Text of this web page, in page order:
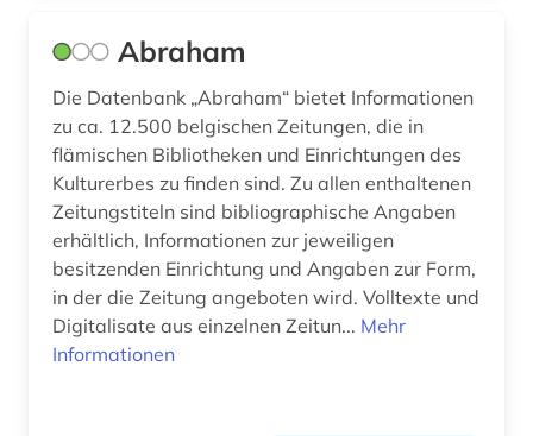
deutschland <ddr> (1)
deutschland <sowjetische zone> (1)
deutschlandbild (1)
deutschsprachiger raum (1)
digitalisate (1)
Abraham
Die Datenbank „Abraham“ bietet Informationen
zu ca. 12.500 belgischen Zeitungen, die in
flämischen Bibliotheken und Einrichtungen des
Kulturerbes zu finden sind. Zu allen enthaltenen
Zeitungstiteln sind bibliographische Angaben
erhältlich, Informationen zur jeweiligen
besitzenden Einrichtung und Angaben zur Form,
in der die Zeitung angeboten wird. Volltexte und
Digitalisate aus einzelnen Zeitun... Mehr
Informationen